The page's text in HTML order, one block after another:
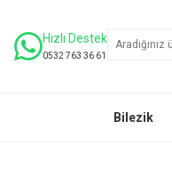
Hızlı Destek
0532 763 36 61
Bilezik